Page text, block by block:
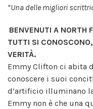
“Una delle migliori
BENVENUTI A NORTH
TUTTI SI
VERITÀ.
Emmy Clifton ci abita
conoscere i suoi
d’artificio illuminano
Emmy non è che una